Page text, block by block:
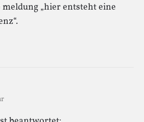
„hier entsteht eine